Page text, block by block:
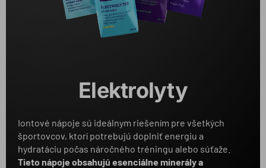
Elektrolyty
Iontové nápoje sú ideálnym riešením pre všetkých
športovcov, ktorí potrebujú doplniť energiu a
hydratáciu počas náročného tréningu alebo súťaže.
Tieto nápoje obsahujú esenciálne minerály a
Produkt